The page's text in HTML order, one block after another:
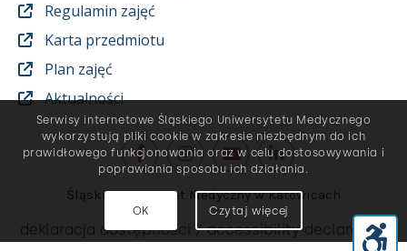
Regulamin zajęć
Karta przedmiotu
Plan zajęć
Aktualności
Śląski Uniwersytet Medyczny w Katowicach
deklaracja dostępności / accessibility declaration
Serwisy internetowe Śląskiego Uniwersytetu Medycznego
wykorzystują pliki cookie w zakresie niezbędnym do ich
prawidłowego funkcjonowania oraz w celu dostosowywania i
poprawiania sposobu ich działania.
OK Czytaj więcej